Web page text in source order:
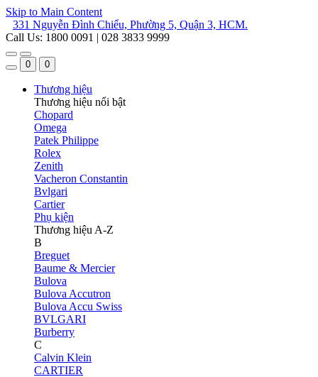
Skip to Main Content
331 Nguyễn Đình Chiểu, Phường 5, Quận 3, HCM.
Call Us: 1800 0091 | 028 3833 9999
0 0
Thương hiệu
Thương hiệu nổi bật
Chopard
Omega
Patek Philippe
Rolex
Zenith
Vacheron Constantin
Bvlgari
Cartier
Phụ kiện
Thương hiệu A-Z
B
Breguet
Baume & Mercier
Bulova
Bulova Accutron
Bulova Accu Swiss
BVLGARI
Burberry
C
Calvin Klein
CARTIER